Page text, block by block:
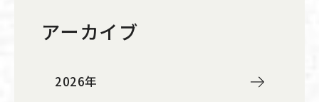
アーカイブ
2026年